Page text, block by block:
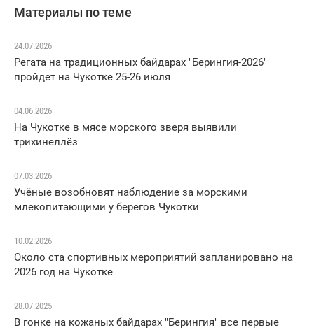
Материалы по теме
24.07.2026
Регата на традиционных байдарах "Берингия-2026"
пройдет на Чукотке 25-26 июля
04.06.2026
На Чукотке в мясе морского зверя выявили
трихинеллёз
07.03.2026
Учёные возобновят наблюдение за морскими
млекопитающими у берегов Чукотки
10.02.2026
Около ста спортивных мероприятий запланировано на
2026 год на Чукотке
28.07.2025
В гонке на кожаных байдарах "Берингия" все первые